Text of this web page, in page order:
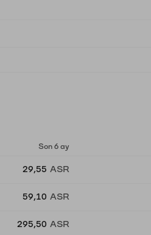
Son 6 ay
29,55 ASR
59,10 ASR
295,50 ASR